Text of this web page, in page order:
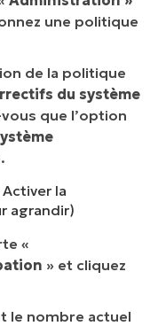
une politique
de la politique
du système
que l’option
Activer la
agrandir)
«
» et cliquez
le nombre actuel